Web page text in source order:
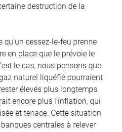
destruction de la
cessez-le-feu prenne
en place que le prévoie le
le cas, nous pensons que
naturel liquéfié pourraient
élevés plus longtemps.
encore plus l’inflation, qui
et tenace. Cette situation
centrales à relever